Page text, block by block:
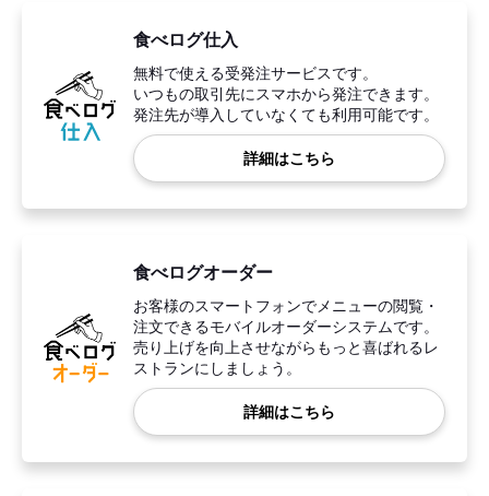
食べログ仕入
無料で使える受発注サービスです。
いつもの取引先にスマホから発注できます。
発注先が導入していなくても利用可能です。
詳細はこちら
食べログオーダー
お客様のスマートフォンでメニューの閲覧・
注文できるモバイルオーダーシステムです。
売り上げを向上させながらもっと喜ばれるレ
ストランにしましょう。
詳細はこちら